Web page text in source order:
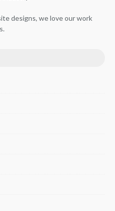
designs, we love our work